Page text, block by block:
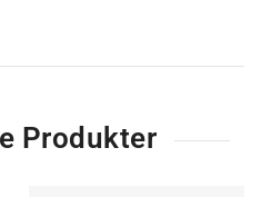
Produkter